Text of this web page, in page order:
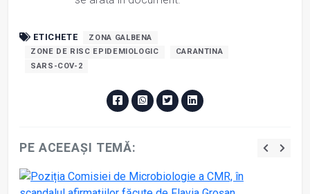
ETICHETE
ZONA GALBENA
ZONE DE RISC EPIDEMIOLOGIC
CARANTINA
SARS-COV-2
PE ACEEAȘI TEMĂ: